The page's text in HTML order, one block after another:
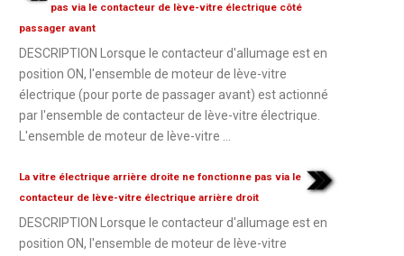
pas via le contacteur de lève-vitre électrique côté
passager avant
DESCRIPTION Lorsque le contacteur d'allumage est en
position ON, l'ensemble de moteur de lève-vitre
électrique (pour porte de passager avant) est actionné
par l'ensemble de contacteur de lève-vitre électrique.
L'ensemble de moteur de lève-vitre ...
La vitre électrique arrière droite ne fonctionne pas via le
contacteur de lève-vitre électrique arrière droit
DESCRIPTION Lorsque le contacteur d'allumage est en
position ON, l'ensemble de moteur de lève-vitre